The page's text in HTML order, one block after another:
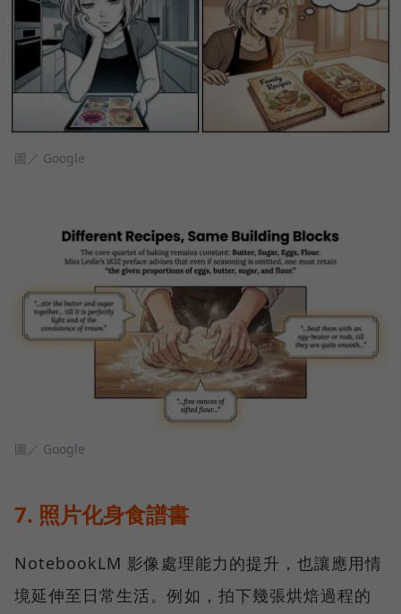
圖／ Google
圖／ Google
7. 照片化身食譜書
NotebookLM 影像處理能力的提升，也讓應用情
境延伸至日常生活。例如，拍下幾張烘焙過程的